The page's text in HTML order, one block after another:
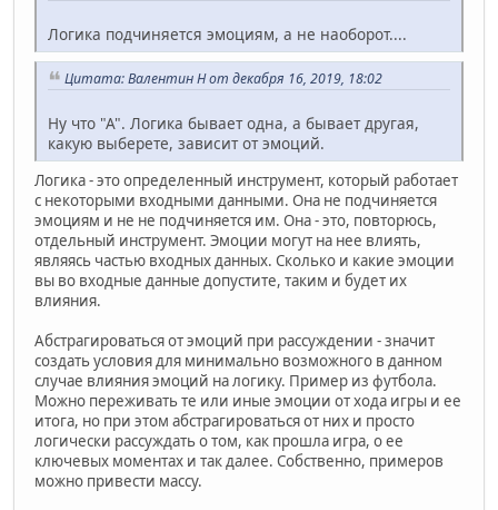
Логика подчиняется эмоциям, а не наоборот....
Цитата: Валентин Н от декабря 16, 2019, 18:02
Ну что "А". Логика бывает одна, а бывает другая,
какую выберете, зависит от эмоций.
Логика - это определенный инструмент, который работает
с некоторыми входными данными. Она не подчиняется
эмоциям и не не подчиняется им. Она - это, повторюсь,
отдельный инструмент. Эмоции могут на нее влиять,
являясь частью входных данных. Сколько и какие эмоции
вы во входные данные допустите, таким и будет их
влияния.
Абстрагироваться от эмоций при рассуждении - значит
создать условия для минимально возможного в данном
случае влияния эмоций на логику. Пример из футбола.
Можно переживать те или иные эмоции от хода игры и ее
итога, но при этом абстрагироваться от них и просто
логически рассуждать о том, как прошла игра, о ее
ключевых моментах и так далее. Собственно, примеров
можно привести массу.